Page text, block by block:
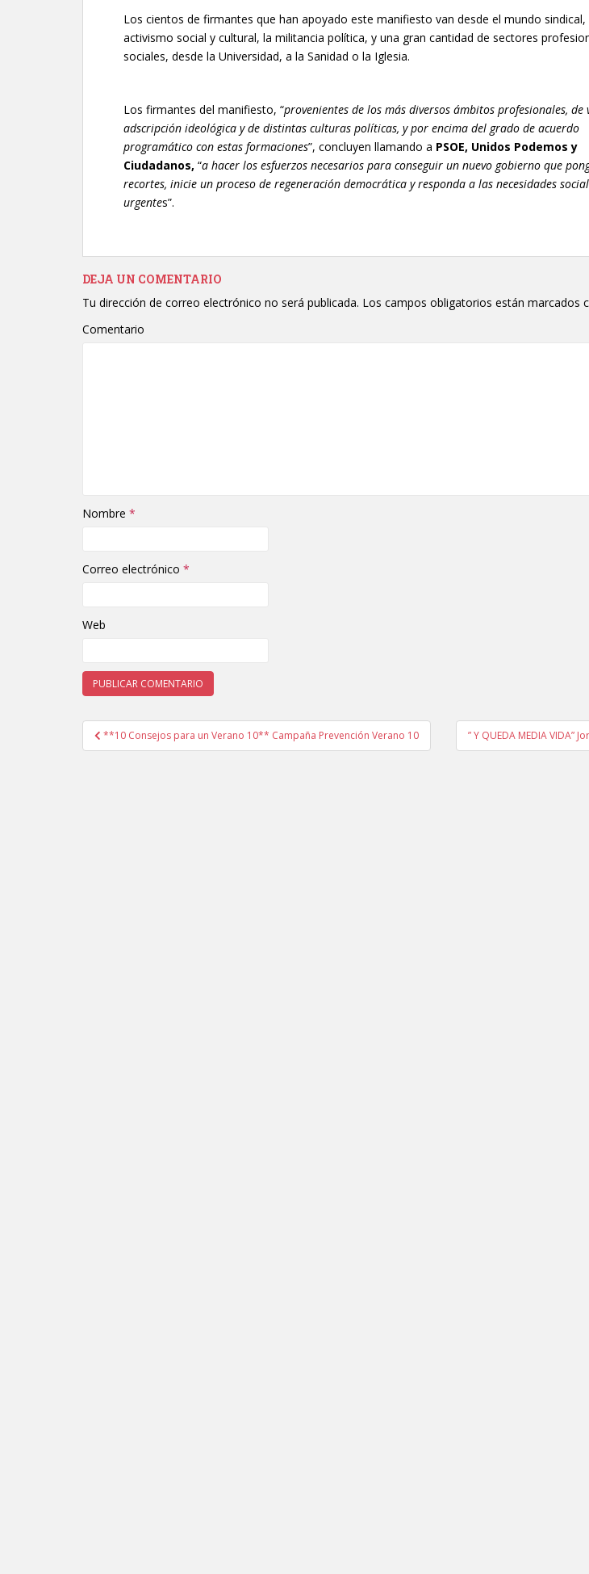
Los cientos de firmantes que han apoyado este manifiesto van desde el mundo sindical,
activismo social y cultural, la militancia política, y una gran cantidad de sectores
sociales, desde la Universidad, a la Sanidad o la Iglesia.
Los firmantes del manifiesto, “provenientes de los más diversos ámbitos profesionales, de
adscripción ideológica y de distintas culturas políticas, y por encima del grado de acuerdo
programático con estas formaciones”, concluyen llamando a PSOE, Unidos Podemos y
Ciudadanos, “a hacer los esfuerzos necesarios para conseguir un nuevo gobierno que
recortes, inicie un proceso de regeneración democrática y responda a las necesidades
urgentes”.
DEJA UN COMENTARIO
Tu dirección de correo electrónico no será publicada. Los campos obligatorios están marcados
Comentario
Nombre *
Correo electrónico *
Web
Navegación de entradas
**10 Consejos para un Verano 10** Campaña Prevención Verano 10 ” Y QUEDA MEDIA VIDA”